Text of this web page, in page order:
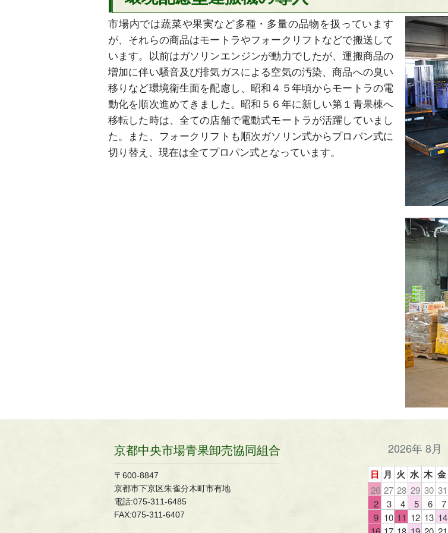
市場内では蔬菜や果実など多種・多量の品物を扱っています
が、それらの商品はモートラやフォークリフトなどで搬送して
います。以前はガソリンエンジンが動力でしたが、運搬商品の
増加に伴い騒音及び排気ガスによる空気の汚染、商品への臭い
移りなど環境衛生面を配慮し、昭和４５年頃からモートラの電
動化を順次進めてきました。昭和５６年に新しい第１青果棟へ
移転した時は、全ての店舗で電動式モートラが活躍していまし
た。また、フォークリフトも順次ガソリン式からプロパン式に
切り替え、現在は全てプロパン式となっています。
京都中央市場青果卸売協同組合
〒600-8847
京都市下京区朱雀分木町市有地
電話:075-311-6485
FAX:075-311-6407
2026年 8月
日 月 火 水 木 金
26 27 28 29 30 31
2
3 4 5 6 7
9 10 11 12 13 14